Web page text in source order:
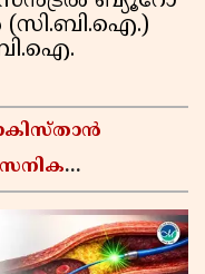
(സി.ബി.ഐ.)